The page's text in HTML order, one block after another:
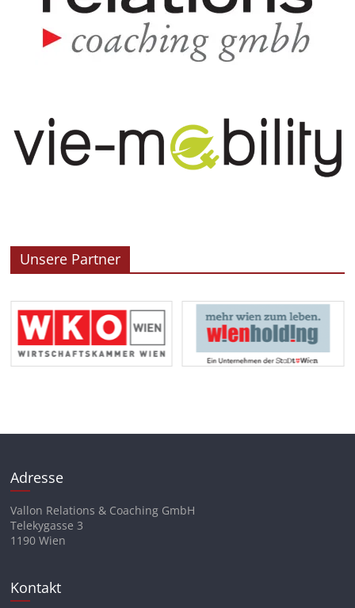
Unsere Partner
Adresse
Vallon Relations & Coaching GmbH
Telekygasse 3
1190 Wien
Kontakt